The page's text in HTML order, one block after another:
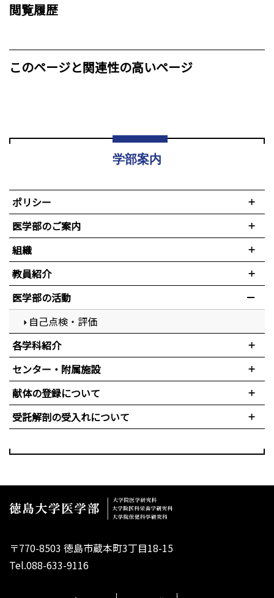
閲覧履歴
このページと関連性の高いページ
学部案内
ポリシー
医学部のご案内
組織
教員紹介
医学部の活動
自己点検・評価
各学科紹介
センター・附属施設
献体の登録について
受託解剖の受入れについて
〒770-8503 徳島市蔵本町3丁目18-15
Tel.088-633-9116